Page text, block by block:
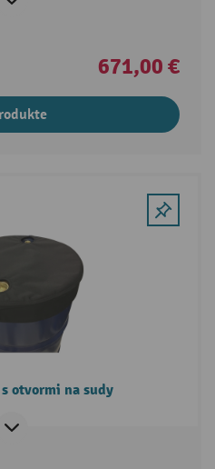
671,00 €
otvormi na sudy